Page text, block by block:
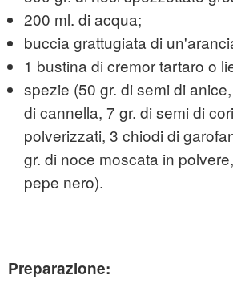
200 ml. di acqua;
buccia grattugiata di
1 bustina di cremor tartaro o
spezie (50 gr. di semi di
di cannella, 7 gr. di semi di
polverizzati, 3 chiodi di
gr. di noce moscata in
pepe nero).
Preparazione: